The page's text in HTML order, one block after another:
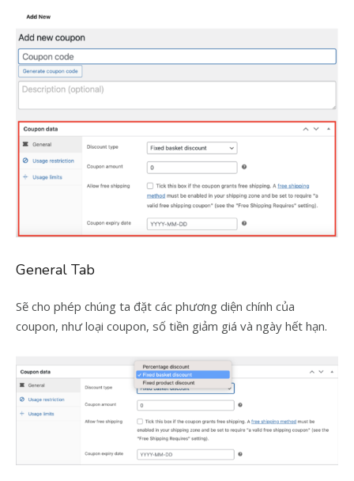
General Tab
Sẽ cho phép chúng ta đặt các phương diện chính của
coupon, như loại coupon, số tiền giảm giá và ngày hết hạn.